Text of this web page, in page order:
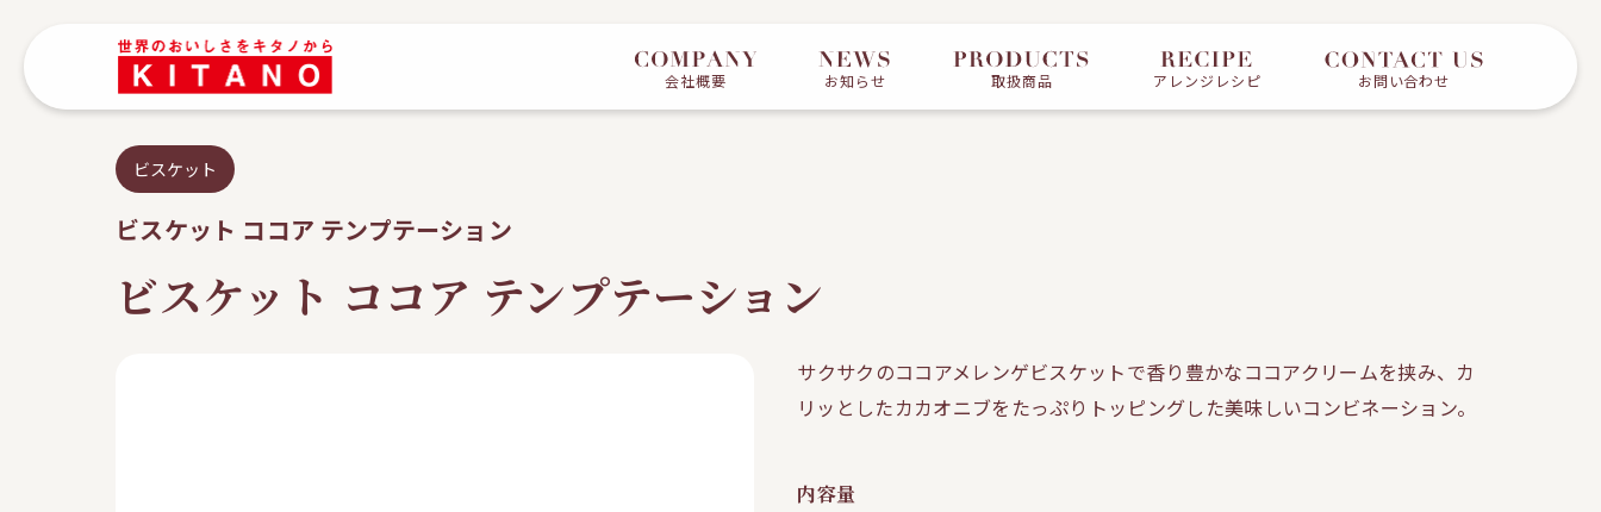
会社概要 お知らせ 取扱商品 アレンジレシピ お問い合わせ
ビスケット
ビスケット ココア テンプテーション
ビスケット ココア テンプテーション
サクサクのココアメレンゲビスケットで香り豊かなココアクリームを挟み、カ
リッとしたカカオニブをたっぷりトッピングした美味しいコンビネーション。
内容量